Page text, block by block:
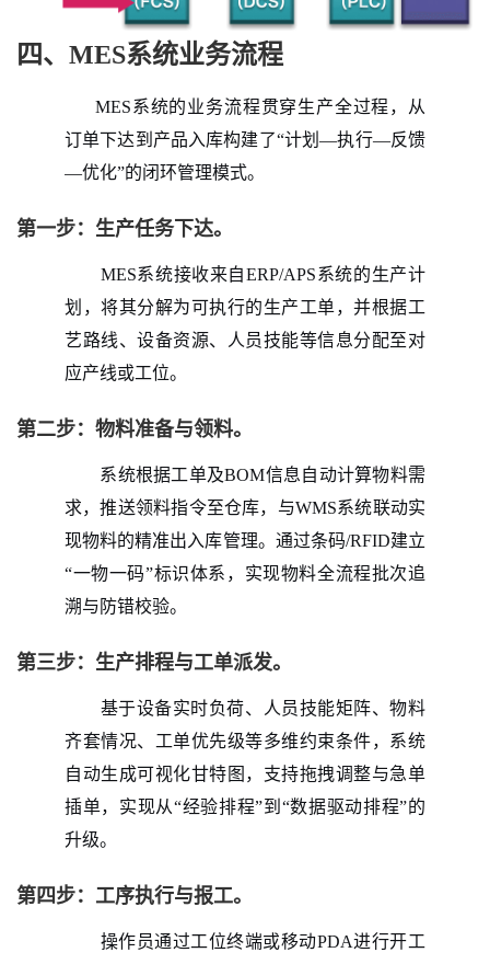
四、MES系统业务流程
MES系统的业务流程贯穿生产全过程，从
订单下达到产品入库构建了“计划—执行—反馈
—优化”的闭环管理模式。
第一步：生产任务下达。
MES系统接收来自ERP/APS系统的生产计
划，将其分解为可执行的生产工单，并根据工
艺路线、设备资源、人员技能等信息分配至对
应产线或工位。
第二步：物料准备与领料。
系统根据工单及BOM信息自动计算物料需
求，推送领料指令至仓库，与WMS系统联动实
现物料的精准出入库管理。通过条码/RFID建立
“一物一码”标识体系，实现物料全流程批次追
溯与防错校验。
第三步：生产排程与工单派发。
基于设备实时负荷、人员技能矩阵、物料
齐套情况、工单优先级等多维约束条件，系统
自动生成可视化甘特图，支持拖拽调整与急单
插单，实现从“经验排程”到“数据驱动排程”的
升级。
第四步：工序执行与报工。
操作员通过工位终端或移动PDA进行开工